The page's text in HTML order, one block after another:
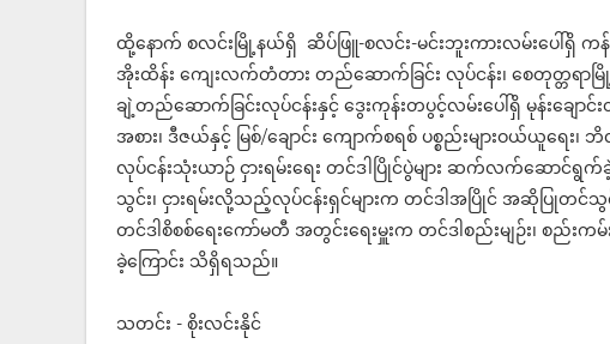
ထို့နောက် စလင်းမြို့နယ်ရှိ ဆိပ်ဖြူ-စလင်း-မင်းဘူးကားလမ်းပေါ်ရှိ
အိုးထိန်း ကျေးလက်တံတား တည်ဆောက်ခြင်း လုပ်ငန်း၊ စေတုတ္တရာမြို့
ချဲ့တည်ဆောက်ခြင်းလုပ်ငန်းနှင့် ဒွေးကုန်းတပွင့်လမ်းပေါ်ရှိ မုန်းချ
အစား၊ ဒီဇယ်နှင့် မြစ်/ချောင်း ကျောက်စရစ် ပစ္စည်းများဝယ်ယူရ
လုပ်ငန်းသုံးယာဉ် ငှားရမ်းရေး တင်ဒါပြိုင်ပွဲများ ဆက်လက်ဆော
သွင်း၊ ငှားရမ်းလို့သည့်လုပ်ငန်းရှင်များက တင်ဒါအပြိုင် အဆိုပြုတင်သွ
တင်ဒါစိစစ်ရေးကော်မတီ အတွင်းရေးမှူးက တင်ဒါစည်းမျဉ်း၊ စည်းကမ်
ခဲ့ကြောင်း သိရှိရသည်။
သတင်း - စိုးလင်းနိုင်